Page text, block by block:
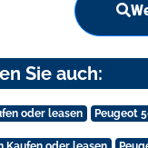
Sie auch:
oder leasen Peugeot